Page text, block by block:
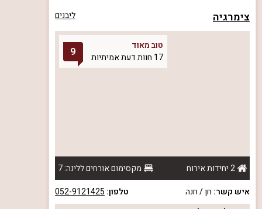
צימרגיה ליבנים
טוב מאוד
17 חוות דעת אמיתיות
9
2 יחידות אירוח
מקסימום אורחים ללינה: 7
איש קשר: חן / חנה טלפון: 052-9121425